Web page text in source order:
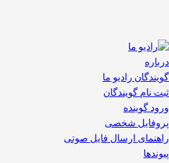
درباره
گویندگان رادیو ما
ثبت نام گویندگان
ورود گوینده
پروفایل شخصی
راهنمای ارسال فایل صوتی
پیوندها